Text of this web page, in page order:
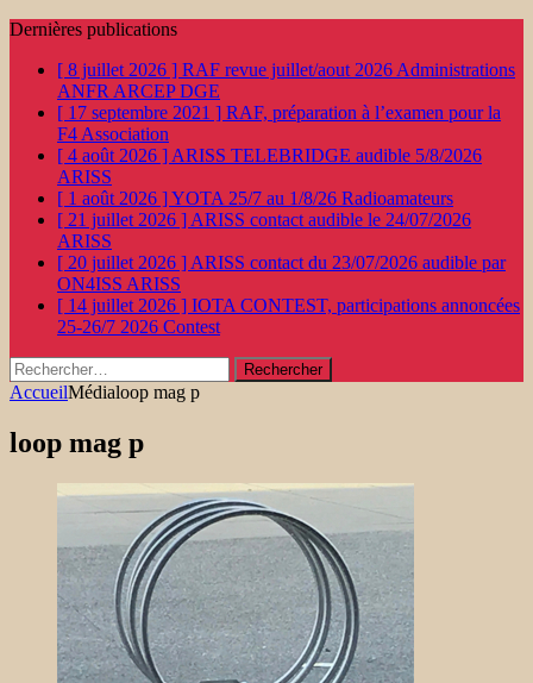
Dernières publications
[ 8 juillet 2026 ] RAF revue juillet/aout 2026 Administrations
ANFR ARCEP DGE
[ 17 septembre 2021 ] RAF, préparation à l’examen pour la
F4 Association
[ 4 août 2026 ] ARISS TELEBRIDGE audible 5/8/2026
ARISS
[ 1 août 2026 ]YOTA 25/7 au 1/8/26 Radioamateurs
[ 21 juillet 2026 ] ARISS contact audible le 24/07/2026
ARISS
[ 20 juillet 2026 ] ARISS contact du 23/07/2026 audible par
ON4ISS ARISS
[ 14 juillet 2026 ] IOTA CONTEST, participations annoncées
25-26/7 2026 Contest
Rechercher :
AccueilMédialoop mag p
loop mag p